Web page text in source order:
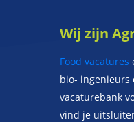
Wij zijn
Food vacatures
bio- ingenieurs
vacaturebank
vind je